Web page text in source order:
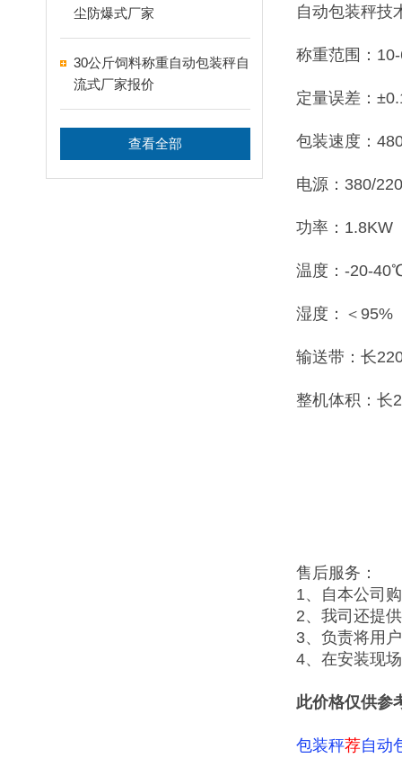
尘防爆式厂家
30公斤饲料称重自动包装秤自
流式厂家报价
查看全部
自动包装秤技
称重范围：
定量误差：
包装速度：
电源：380/
功率：1.8KW
温度：-20-
湿度：＜95%
输送带：长
整机体积：长
售后服务：
1、自本公司
2、我司还提
3、负责将用
4、在安装现
此价格仅供参
包装秤荐自动